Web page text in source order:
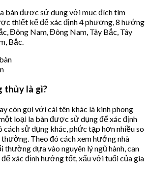
bàn được sử dụng với mục đích tìm
thiết kế để xác định 4 phương, 8 hướng
Đông Nam, Đông Nam, Tây Bắc, Tây
Bắc.
thủy là gì?
còn gọi với cái tên khác là kinh phong
loại la bàn được sử dụng để xác định
sử dụng khác, phức tạp hơn nhiều so
Theo đó cách xem hướng nhà
thường dựa vào nguyên lý ngũ hành, can
xác định hướng tốt, xấu với tuổi của gia